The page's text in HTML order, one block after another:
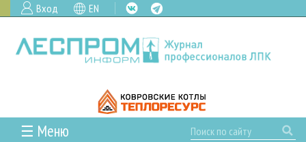
Вход EN
☰ Меню